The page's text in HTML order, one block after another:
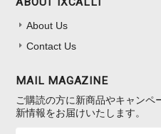
About Us
Contact Us
MAIL MAGAZINE
ご購読の方に新商品やキャン
新情報をお届けいたします。